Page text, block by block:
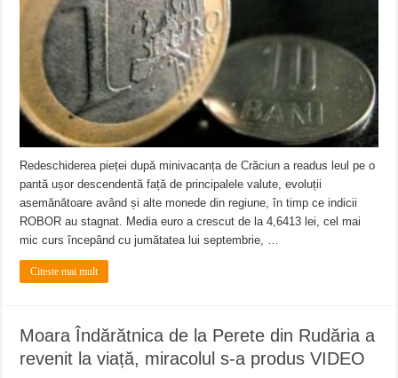
ANUNŢ OPRIRE APĂ în CARANSEBEȘ avarie
ANUNȚ OPRIRE APĂ în Reșița, cartier Țerova – avarie – 04.08.2026
Redeschiderea pieței după minivacanța de Crăciun a readus leul pe o
pantă ușor descendentă față de principalele valute, evoluții
asemănătoare având și alte monede din regiune, în timp ce indicii
ROBOR au stagnat. Media euro a crescut de la 4,6413 lei, cel mai
mic curs începând cu jumătatea lui septembrie, …
Citeste mai mult
Moara Îndărătnica de la Perete din Rudăria a
revenit la viață, miracolul s-a produs VIDEO